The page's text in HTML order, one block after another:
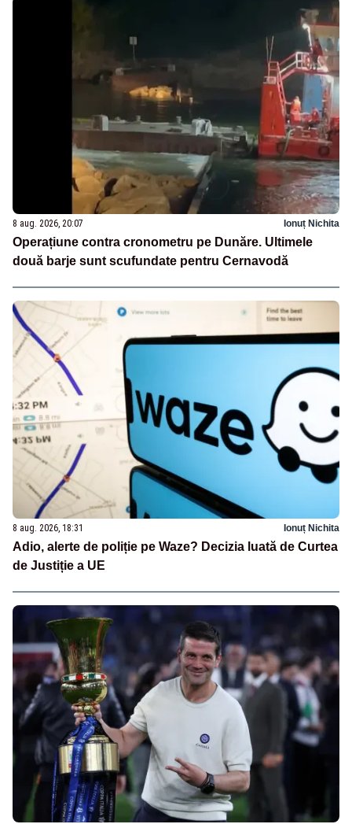
8 aug. 2026, 20:07 Ionuț Nichita
Operațiune contra cronometru pe Dunăre. Ultimele
două barje sunt scufundate pentru Cernavodă
8 aug. 2026, 18:31 Ionuț Nichita
Adio, alerte de poliție pe Waze? Decizia luată de Curtea
de Justiție a UE